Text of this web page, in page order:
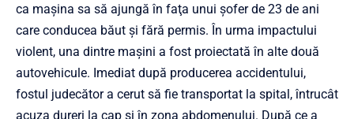
ca maşina sa să ajungă în faţa unui şofer de 23 de ani
care conducea băut şi fără permis. În urma impactului
violent, una dintre maşini a fost proiectată în alte două
autovehicule. Imediat după producerea accidentului,
fostul judecător a cerut să fie transportat la spital, întrucât
acuza dureri la cap şi în zona abdomenului. După ce a